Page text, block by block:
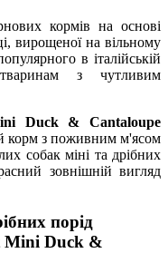
кормів на основі
вирощеної на вільному
в італійській
тваринам з чутливим
Duck & Cantaloupe
корм з поживним м'ясом
собак міні та дрібних
зовнішній вигляд
порід
Mini Duck &